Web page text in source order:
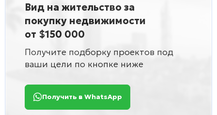
Вид на жительство за
покупку недвижимости
от $150 000
Получите подборку проектов под
ваши цели по кнопке ниже
Получить в WhatsApp